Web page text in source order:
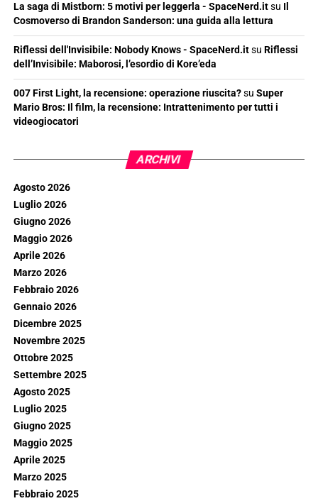
La saga di Mistborn: 5 motivi per leggerla - SpaceNerd.itsu Il
Cosmoverso di Brandon Sanderson: una guida alla lettura
Riflessi dell'Invisibile: Nobody Knows - SpaceNerd.itsu Riflessi
dell’Invisibile: Maborosi, l’esordio di Kore’eda
007 First Light, la recensione: operazione riuscita?su Super
Mario Bros: Il film, la recensione: Intrattenimento per tutti i
videogiocatori
ARCHIVI
Agosto 2026
Luglio 2026
Giugno 2026
Maggio 2026
Aprile 2026
Marzo 2026
Febbraio 2026
Gennaio 2026
Dicembre 2025
Novembre 2025
Ottobre 2025
Settembre 2025
Agosto 2025
Luglio 2025
Giugno 2025
Maggio 2025
Aprile 2025
Marzo 2025
Febbraio 2025